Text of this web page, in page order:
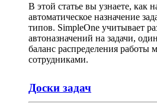
В этой статье вы узнаете, как
автоматическое назначение
типов. SimpleOne учитывает
автоназначений на задачи,
баланс распределения работы
сотрудниками.
Доски задач